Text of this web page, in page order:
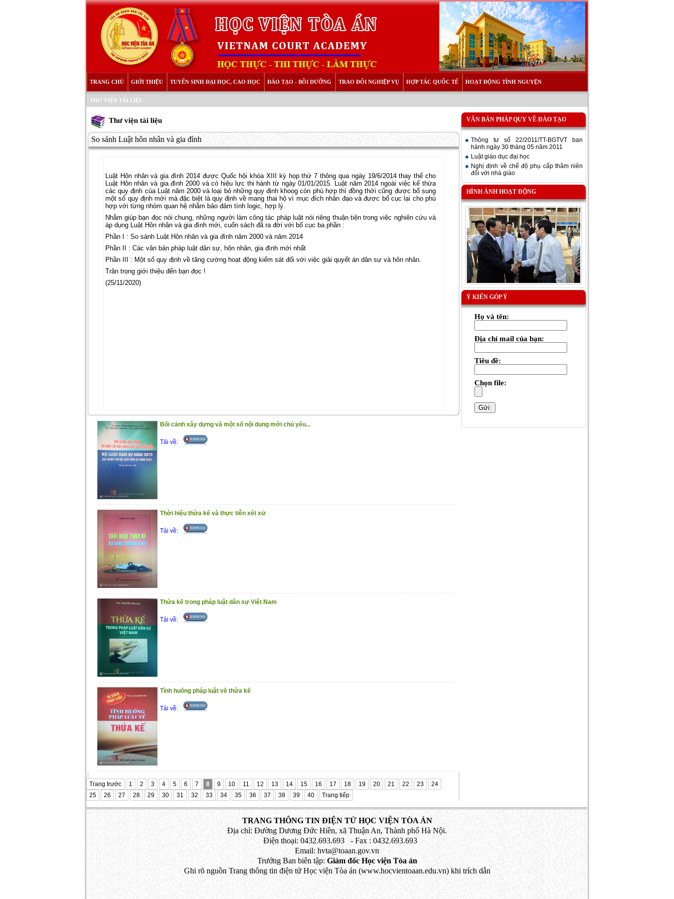
TRANG CHỦ GIỚI THIỆU TUYỂN SINH ĐẠI HỌC, CAO HỌC ĐÀO TẠO - BỒI DƯỠNG TRAO ĐỔI NGHIỆP VỤ HỢP TÁC QUỐC TẾ HOẠT ĐỘNG TÌNH NGUYỆN
THƯ VIỆN TÀI LIỆU
Thư viện tài liệu
So sánh Luật hôn nhân và gia đình
Luật Hôn nhân và gia đình 2014 được Quốc hội khóa XIII kỳ họp thứ 7 thông qua ngày 19/6/2014 thay thế cho
Luật Hôn nhân và gia đình 2000 và có hiệu lực thi hành từ ngày 01/01/2015. Luật năm 2014 ngoài việc kế thừa
các quy định của Luật năm 2000 và loại bỏ những quy định khoog còn phù hợp thì đồng thời cũng được bổ sung
một số quy định mới mà đặc biệt là quy định về mang thai hộ vì mục đích nhân đạo và được bố cục lại cho phù
hợp với từng nhóm quan hệ nhằm bảo đảm tính logic, hợp lý.
Nhằm giúp bạn đọc nói chung, những người làm công tác pháp luật nói riêng thuận tiện trong việc nghiên cứu và
áp dụng Luật Hôn nhân và gia đình mới, cuốn sách đã ra đời với bố cục ba phần :
Phần I : So sánh Luật Hôn nhân và gia đình năm 2000 và năm 2014
Phần II : Các văn bản pháp luật dân sự, hôn nhân, gia đình mới nhất
Phần III : Một số quy định về tăng cường hoạt động kiểm sát đối với việc giải quyết án dân sự và hôn nhân.
Trân trọng giới thiệu đến bạn đọc !
(25/11/2020)
Bối cảnh xây dựng và một số nội dung mới chủ yếu...
Tải về:
Thời hiệu thừa kế và thực tiễn xét xử
Tải về:
Thừa kế trong pháp luật dân sự Việt Nam
Tải về:
Tình huống pháp luật về thừa kế
Tải về:
Trang trước 1 2 3 4 5 6 7 8 9 10 11 12 13 14 15 16 17 18 19 20 21 22 23
24
25
26 27 28 29 30 31 32 33 34 35 36 37 38 39 40 Trang tiếp
VĂN BẢN PHÁP QUY VỀ ĐÀO TẠO
Thông tư số 22/2011/TT-BGTVT ban
hành ngày 30 tháng 05 năm 2011
Luật giáo dục đại học
Nghị định về chế độ phụ cấp thâm niên
đối với nhà giáo
HÌNH ẢNH HOẠT ĐỘNG
Ý KIẾN GÓP Ý
Họ và tên:
Địa chỉ mail của bạn:
Tiêu đề:
Chọn file:
TRANG THÔNG TIN ĐIỆN TỬ HỌC VIỆN TÒA ÁN
Địa chỉ: Đường Dương Đức Hiền, xã Thuận An, Thành phố Hà Nội.
Điện thoại: 0432.693.693 - Fax : 0432.693.693
Email: hvta@toaan.gov.vn
Trưởng Ban biên tập:Giám đốc Học viện Tòa án
Ghi rõ nguồn Trang thông tin điện tử Học viện Tòa án (www.hocvientoaan.edu.vn) khi trích dẫn